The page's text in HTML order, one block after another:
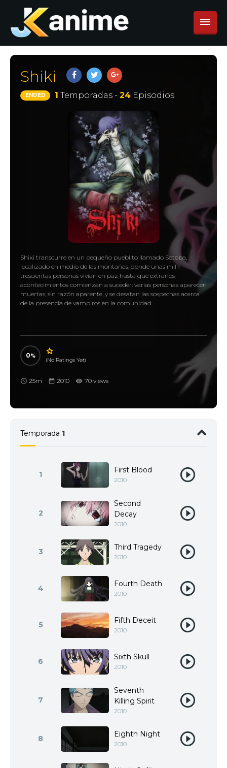
Shiki
ENDED 1 Temporadas - 24Episodios
Shiki transcurre en un pequeño pueblito llamado Sotoba,
localizado en medio de las montañas, donde unas mil
trescientas personas vivían en paz hasta que extraños
acontecimientos comienzan a suceder: varias personas aparecen
muertas, sin razón aparente, y se desatan las sospechas acerca
de la presencia de vampiros en la comunidad.
0
(No Ratings Yet)
25m 2010 70 views
Temporada 1
1 First Blood
2010
2
Second
Decay
2010
3 Third Tragedy
2010
4 Fourth Death
2010
5 Fifth Deceit
2010
6 Sixth Skull
2010
7
Seventh
Killing Spirit
2010
8 Eighth Night
2010